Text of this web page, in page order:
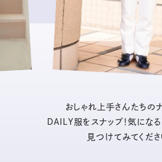
おしゃれ上手さんたちの
DAILY服をスナップ！気になる
見つけてみてくださ